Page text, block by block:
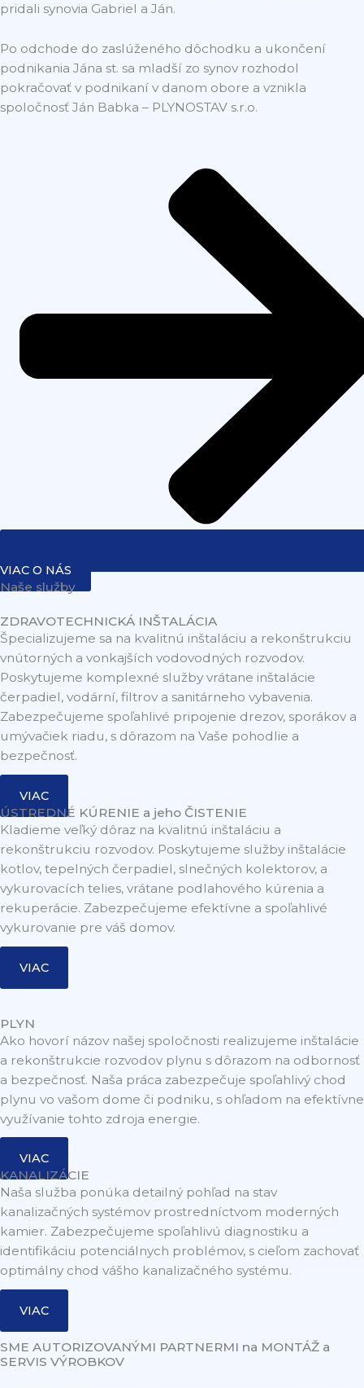
pridali synovia Gabriel a Ján.
Po odchode do zaslúženého dôchodku a ukončení
podnikania Jána st. sa mladší zo synov rozhodol
pokračovať v podnikaní v danom obore a vznikla
spoločnosť Ján Babka – PLYNOSTAV s.r.o.
VIAC O NÁS
Naše služby
ZDRAVOTECHNICKÁ INŠTALÁCIA
Špecializujeme sa na kvalitnú inštaláciu a rekonštrukciu
vnútorných a vonkajších vodovodných rozvodov.
Poskytujeme komplexné služby vrátane inštalácie
čerpadiel, vodární, filtrov a sanitárneho vybavenia.
Zabezpečujeme spoľahlivé pripojenie drezov, sporákov a
umývačiek riadu, s dôrazom na Vaše pohodlie a
bezpečnosť.
VIAC
ÚSTREDNÉ KÚRENIE a jeho ČISTENIE
Kladieme veľký dôraz na kvalitnú inštaláciu a
rekonštrukciu rozvodov. Poskytujeme služby inštalácie
kotlov, tepelných čerpadiel, slnečných kolektorov, a
vykurovacích telies, vrátane podlahového kúrenia a
rekuperácie. Zabezpečujeme efektívne a spoľahlivé
vykurovanie pre váš domov.
VIAC
PLYN
Ako hovorí názov našej spoločnosti realizujeme inštalácie
a rekonštrukcie rozvodov plynu s dôrazom na odbornosť
a bezpečnosť. Naša práca zabezpečuje spoľahlivý chod
plynu vo vašom dome či podniku, s ohľadom na efektívne
využívanie tohto zdroja energie.
VIAC
KANALIZÁCIE
Naša služba ponúka detailný pohľad na stav
kanalizačných systémov prostredníctvom moderných
kamier. Zabezpečujeme spoľahlivú diagnostiku a
identifikáciu potenciálnych problémov, s cieľom zachovať
optimálny chod vášho kanalizačného systému.
VIAC
SME AUTORIZOVANÝMI PARTNERMI na MONTÁŽ a
SERVIS VÝROBKOV